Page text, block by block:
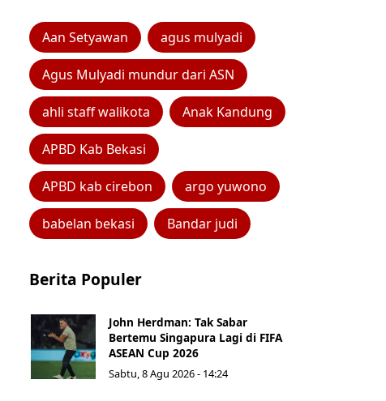
Aan Setyawan agus mulyadi
Agus Mulyadi mundur dari ASN
ahli staff walikota Anak Kandung
APBD Kab Bekasi
APBD kab cirebon argo yuwono
babelan bekasi Bandar judi
Berita Populer
John Herdman: Tak Sabar
Bertemu Singapura Lagi di FIFA
ASEAN Cup 2026
Sabtu, 8 Agu 2026 - 14:24